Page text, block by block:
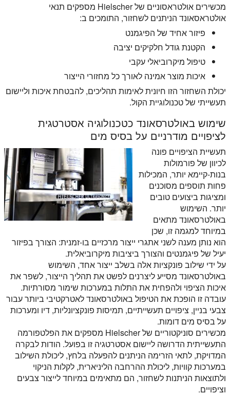
מכשירים אולטראסוניים של Hielscher מספקים תנאי
אולטראסאונד הניתנים לשחזור, התומכים ב:
פיזור אחיד של הפיגמנט
הקטנת גודל חלקיקים יציבה
טיפול מיקרוביאלי עקבי
איכות מוצר אמינה לאורך כל מחזורי הייצור
יכולת השחזור הזו חיונית לאימות תהליכים, להבטחת איכות וליישום
תעשייתי של טכנולוגיית הקול.
שימוש באולטרסאונד כטכנולוגיה אסטרטגית
לציפויים מודרניים על בסיס מים
תעשיית הציפויים פונה
לכיוון של פורמולות
בנות-קיימא יותר, המכילות
פחות תוספים מסוכנים
ומציגות ביצועים טובים
יותר. השימוש
באולטרסאונד מתאים
במיוחד למגמה זו, שכן
הוא נותן מענה לשני אתגרי ייצור מרכזיים בו-זמנית: הצורך בפיזור
יעיל של פיגמנטים והצורך ביציבות מיקרוביאלית.
על ידי שילוב פונקציות אלה בשלב ייצור אחד, השימוש
באולטרסאונד מסייע ליצרנים לפשט את תהליך הייצור, לשפר את
איכות הציפוי ולהפחית את התלות במערכות שימור מסורתיות.
עובדה זו הופכת את הטיפול באולטרסאונד לאטרקטיבי ביותר עבור
צבעי בניין, ציפויים תעשייתיים, תמיסות פונקציונליות, דיו ומערכות
על בסיס מים דומות.
מכשירים סוניקטוריים של Hielscher מספקים את הפלטפורמה
התעשייתית הדרושה ליישום אסטרטגיה זו בפועל. הודות לבקרה
המדויקת, לתאי הזרימה הניתנים להפעלה בלחץ, ליכולת השילוב
במערכות קוויות, ליכולת ההרחבה הליניארית, לקלות הניקוי
ולתוצאות הניתנות לשחזור, הם מתאימים במיוחד לייצור צבעים
וציפויים.